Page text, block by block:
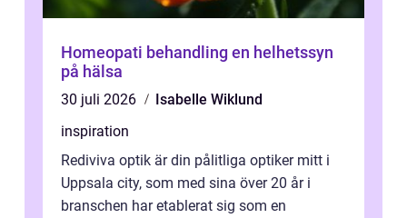
Homeopati behandling en helhetssyn
på hälsa
30 juli 2026
Isabelle Wiklund
inspiration
Rediviva optik är din pålitliga optiker mitt i
Uppsala city, som med sina över 20 år i
branschen har etablerat sig som en